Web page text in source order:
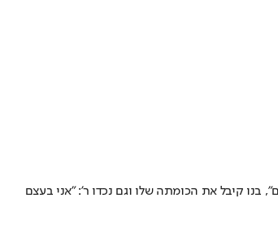
לו" • אהרון התגייסת בשנת 55' "כשרפול ואריק שרון עוד היו מפקדים", בנו קיבל את הכומתה שלו וגם נכדו ר': "אני בעצם